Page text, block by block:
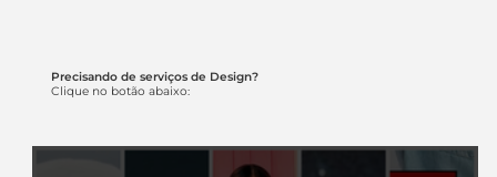
Precisando de serviços de Design?
Clique no botão abaixo: